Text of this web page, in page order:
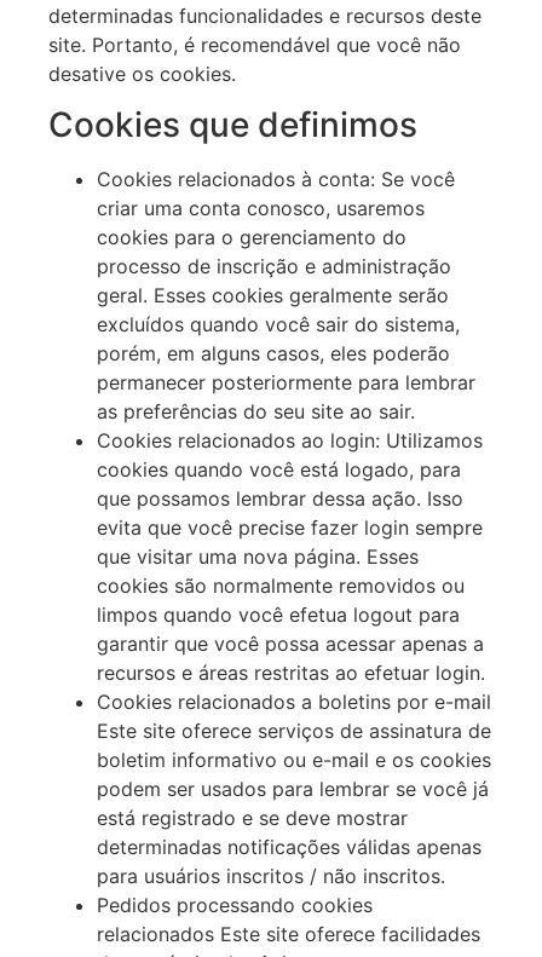
determinadas funcionalidades e recursos deste
site. Portanto, é recomendável que você não
desative os cookies.
Cookies que definimos
Cookies relacionados à conta: Se você
criar uma conta conosco, usaremos
cookies para o gerenciamento do
processo de inscrição e administração
geral. Esses cookies geralmente serão
excluídos quando você sair do sistema,
porém, em alguns casos, eles poderão
permanecer posteriormente para lembrar
as preferências do seu site ao sair.
Cookies relacionados ao login: Utilizamos
cookies quando você está logado, para
que possamos lembrar dessa ação. Isso
evita que você precise fazer login sempre
que visitar uma nova página. Esses
cookies são normalmente removidos ou
limpos quando você efetua logout para
garantir que você possa acessar apenas a
recursos e áreas restritas ao efetuar login.
Cookies relacionados a boletins por e-mail
Este site oferece serviços de assinatura de
boletim informativo ou e-mail e os cookies
podem ser usados para lembrar se você já
está registrado e se deve mostrar
determinadas notificações válidas apenas
para usuários inscritos / não inscritos.
Pedidos processando cookies
relacionados Este site oferece facilidades